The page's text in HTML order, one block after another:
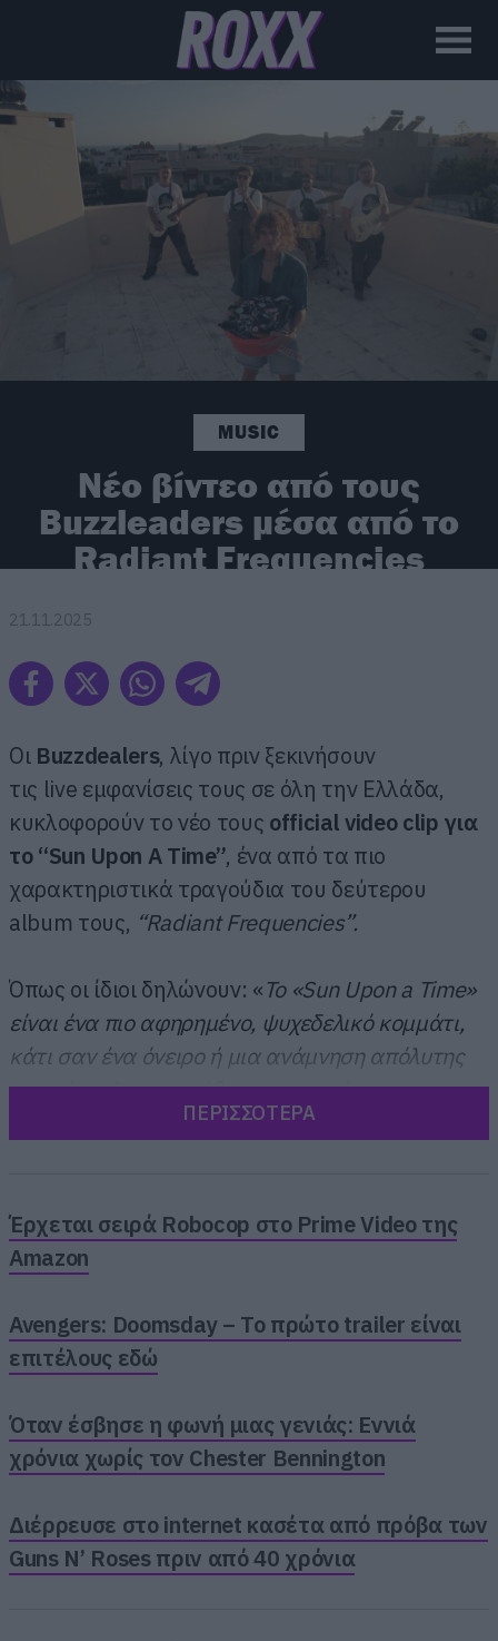
MUSIC
Νέο βίντεο από τους
Buzzleaders μέσα από το
Radiant Frequencies
21.11.2025
Οι Buzzdealers, λίγο πριν ξεκινήσουν
τις live εμφανίσεις τους σε όλη την Ελλάδα,
κυκλοφορούν το νέο τους official video clip για
το “Sun Upon A Time”, ένα από τα πιο
χαρακτηριστικά τραγούδια του δεύτερου
album τους, “Radiant Frequencies”.
Όπως οι ίδιοι δηλώνουν: «Το «Sun Upon a Time»
είναι ένα πιο αφηρημένο, ψυχεδελικό κομμάτι,
κάτι σαν ένα όνειρο ή μια ανάμνηση απόλυτης
ευτυχίας. Δημιουργήθηκε στο στούντιο σε μια
πιο αυθόρμητη και ελεύθερη μορφή, με αυτό το
τους βαρύτητα. Αιχμαλωτίζει την ψυχή του νέου
μας άλμπουμ και θα θέλαμε πολύ να το
λάτρεις του ψυχεδελικού και indie rock.»
ΠΕΡΙΣΣΟΤΕΡΑ
Έρχεται σειρά Robocop στο Prime Video της
Amazon
Avengers: Doomsday – Το πρώτο trailer είναι
επιτέλους εδώ
Όταν έσβησε η φωνή μιας γενιάς: Εννιά
χρόνια χωρίς τον Chester Bennington
Διέρρευσε στο internet κασέτα από πρόβα των
Guns N’ Roses πριν από 40 χρόνια